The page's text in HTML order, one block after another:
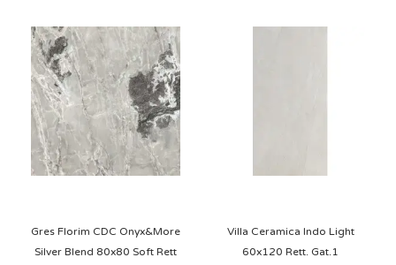
Gres Florim CDC Onyx&More
Silver Blend 80x80 Soft Rett
Villa Ceramica Indo Light
60x120 Rett. Gat.1